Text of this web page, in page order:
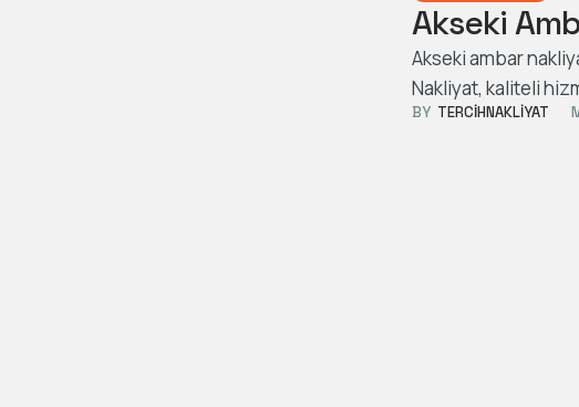
Akseki
Akseki ambar
Nakliyat, kaliteli
taşımacılığın …
BY TERCIHNAKLIYAT